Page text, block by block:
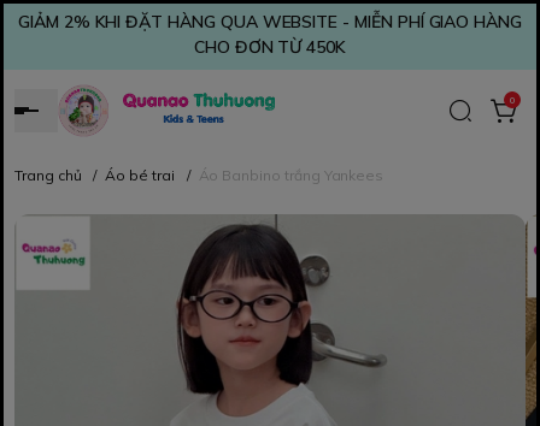
GIẢM 2% KHI ĐẶT HÀNG QUA WEBSITE - MIỄN PHÍ GIAO HÀNG
CHO ĐƠN TỪ 450K
0
Trang chủ / Áo bé trai / Áo Banbino trắng Yankees